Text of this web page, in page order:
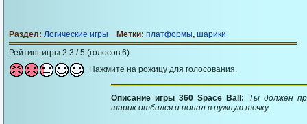
Раздел: Логические игры Метки: платформы, шарики
Рейтинг игры 2.3 / 5 (голосов 6)
Нажмите на рожицу для голосования.
Описание игры 360 Space Ball:
Ты должен
шарик отбился и попал в нужную точку.